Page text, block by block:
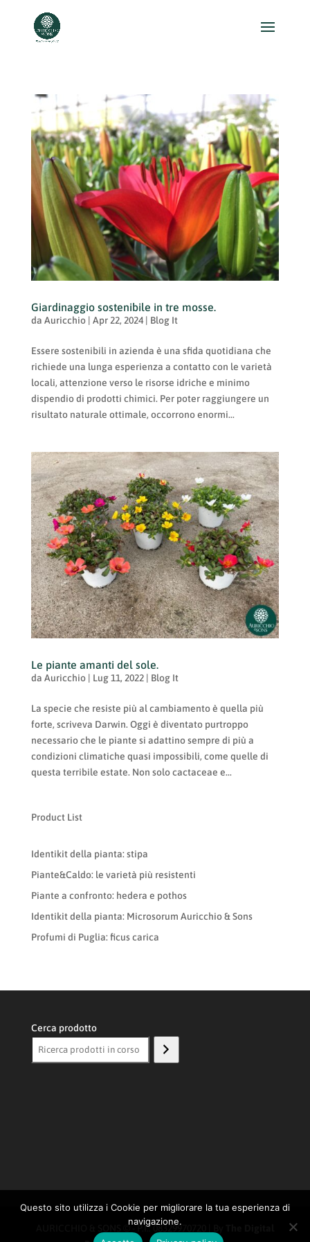
Giardinaggio sostenibile in tre mosse.
da Auricchio| Apr 22, 2024| Blog It
Essere sostenibili in azienda è una sfida quotidiana che
richiede una lunga esperienza a contatto con le varietà
locali, attenzione verso le risorse idriche e minimo
dispendio di prodotti chimici. Per poter raggiungere un
risultato naturale ottimale, occorrono enormi...
Le piante amanti del sole.
da Auricchio| Lug 11, 2022| Blog It
La specie che resiste più al cambiamento è quella più
forte, scriveva Darwin. Oggi è diventato purtroppo
necessario che le piante si adattino sempre di più a
condizioni climatiche quasi impossibili, come quelle di
questa terribile estate. Non solo cactaceae e...
Product List
Identikit della pianta: stipa
Piante&Caldo: le varietà più resistenti
Piante a confronto: hedera e pothos
Identikit della pianta: Microsorum Auricchio & Sons
Profumi di Puglia: ficus carica
Cerca prodotto
AURICCHIO & SONS © - P.I.: 08329970720 | By
Questo sito utilizza i Cookie per migliorare la tua esperienza di
navigazione.